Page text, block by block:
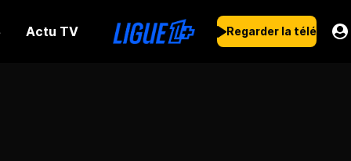
Actu TV Regarder la télé